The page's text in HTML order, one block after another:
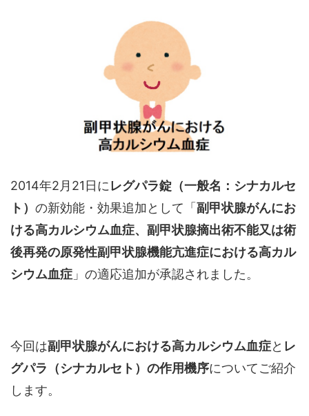
2014年2月21日にレグパラ錠（一般名：シナカルセ
ト） の新効能・効果追加として「副甲状腺がんにお
ける高カルシウム血症、副甲状腺摘出術不能又は術
後再発の原発性副甲状腺機能亢進症における高カル
シウム血症 」の適応追加が承認されました。
今回は副甲状腺がんにおける高カルシウム血症と レ
グパラ（シナカルセト）の作用機序についてご紹介
します。